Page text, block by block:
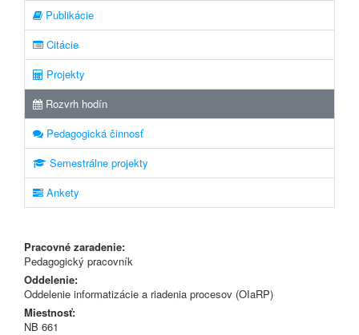
Publikácie
Citácie
Projekty
Rozvrh hodín
Pedagogická činnosť
Semestrálne projekty
Ankety
Pracovné zaradenie:
Pedagogický pracovník
Oddelenie:
Oddelenie informatizácie a riadenia procesov (OIaRP)
Miestnosť:
NB 661